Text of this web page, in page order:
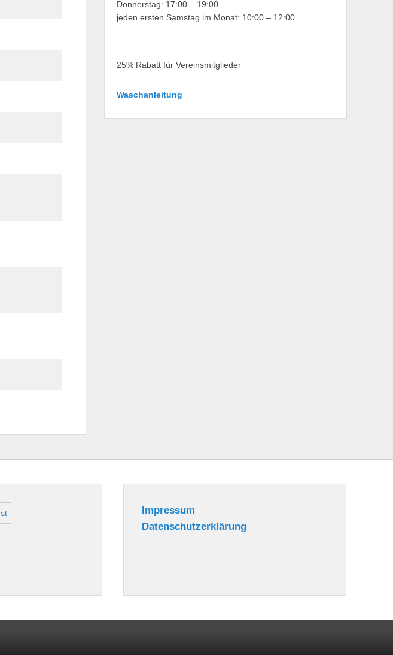
Donnerstag: 17:00 – 19:00
jeden ersten Samstag im Monat: 10:00 – 12:00
25% Rabatt für Vereinsmitglieder
Waschanleitung
Impressum
Datenschutzerklärung